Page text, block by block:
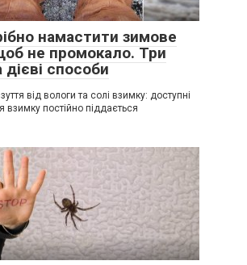
намастити зимове
не промокало. Три
дієві способи
від вологи та солі взимку: доступні
взимку постійно піддається